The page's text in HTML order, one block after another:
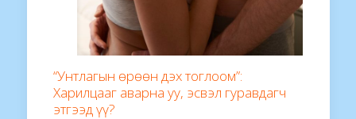
“Унтлагын өрөөн дэх тоглоом”:
Харилцааг аварна уу, эсвэл гуравдагч
этгээд үү?